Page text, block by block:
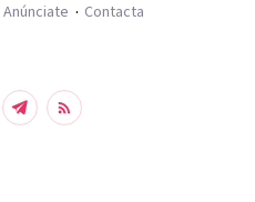
Anúnciate Contacta